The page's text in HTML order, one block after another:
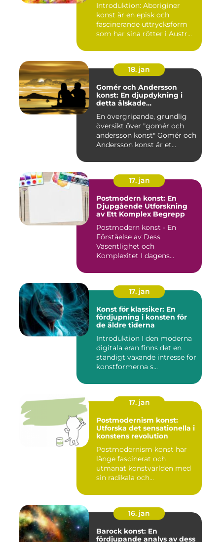
Introduktion: Aboriginer
konst är en episk och
fascinerande uttrycksform
som har sina rötter i Austr...
18. jan
Gomér och Andersson
konst: En djupdykning i
detta älskade
En övergripande, grundlig
översikt över "gomér och
andersson konst" Gomér och
Andersson konst är et...
17. jan
Postmodern konst: En
Djupgående Utforskning
av Ett Komplex Begrepp
Postmodern konst - En
Förståelse av Dess
Väsentlighet och
Komplexitet I dagens
17. jan
Konst för klassiker: En
fördjupning i konsten för
de äldre tiderna
Introduktion I den moderna
digitala eran finns det en
ständigt växande intresse för
konstformerna s...
17. jan
Postmodernism konst:
Utforska det sensationella i
konstens revolution
Postmodernism konst har
länge fascinerat och
utmanat konstvärlden med
sin radikala och
16. jan
Barock konst: En
fördjupande analys av dess